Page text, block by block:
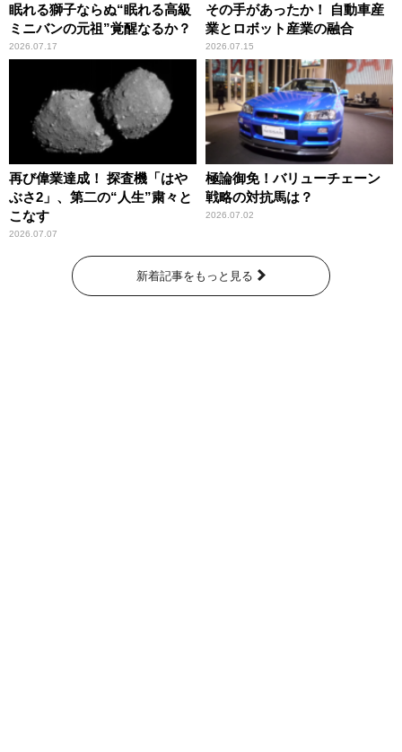
眠れる獅子ならぬ“眠れる高級
ミニバンの元祖”覚醒なるか？
2026.07.17
その手があったか！ 自動車産
業とロボット産業の融合
2026.07.15
再び偉業達成！ 探査機「はや
ぶさ2」、第二の“人生”粛々と
こなす
2026.07.07
極論御免！バリューチェーン
戦略の対抗馬は？
2026.07.02
新着記事をもっと見る